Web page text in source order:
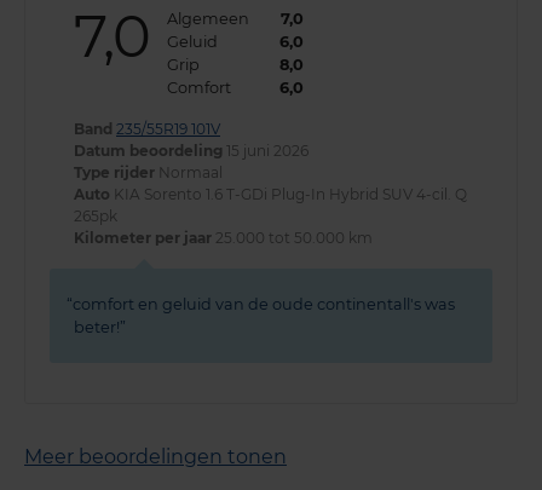
7,0 Algemeen
7,0
Geluid
6,0
Grip
8,0
Comfort
6,0
Band 235/55R19 101V
Datum beoordeling 15 juni 2026
Type rijder Normaal
Auto KIA Sorento 1.6 T-GDi Plug-In Hybrid SUV 4-cil. Q
265pk
Kilometer per jaar 25.000 tot 50.000 km
comfort en geluid van de oude continentall's was
beter!
Meer beoordelingen tonen